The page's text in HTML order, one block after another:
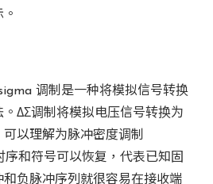
调制是一种将模拟信号转换
ΔΣ调制将模拟电压信号转换为
以理解为脉冲密度调制
和符号可以恢复，代表已知固
负脉冲序列就很容易在接收端